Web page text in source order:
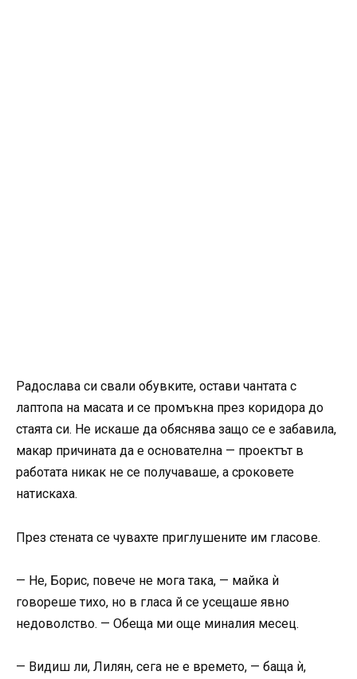
Радослава си свали обувките, остави чантата с
лаптопа на масата и се промъкна през коридора до
стаята си. Не искаше да обяснява защо се е забавила,
макар причината да е основателна — проектът в
работата никак не се получаваше, а сроковете
натискаха.
През стената се чувахте приглушените им гласове.
— Не, Борис, повече не мога така, — майка ѝ
говореше тихо, но в гласа й се усещаше явно
недоволство. — Обеща ми още миналия месец.
— Видиш ли, Лилян, сега не е времето, — баща ѝ,